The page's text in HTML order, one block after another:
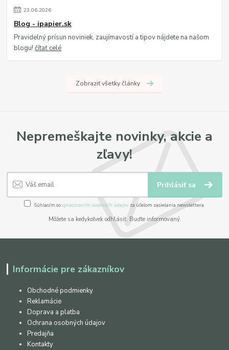
23.06.2026
Blog - ipapier.sk
Pravidelný prísun noviniek, zaujímavostí a tipov nájdete na našom
blogu!čítať celé
Zobraziť všetky články
Nepremeškajte novinky, akcie a
zľavy!
Prihlásiť sa
Súhlasím sospracovaním osobných údajov za účelom zasielania newslettera.
Môžete sa kedykoľvek odhlásiť. Buďte informovaný.
Informácie pre zákazníkov
Obchodné podmienky
Reklamácie
Doprava a platba
Ochrana osobných údajov
Predajňa
Kontakty